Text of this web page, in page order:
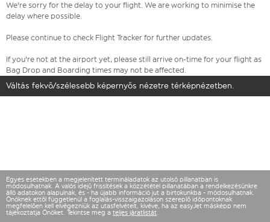
We're sorry for the delay to your flight. We are working to minimise the
delay where possible.
Please continue to check Flight Tracker for further updates.
If you're not at the airport yet, please still arrive on-time for your flight as
Bag Drop and Boarding times may not be affected.
Váltás fekvő/szélesebb képernyős nézetre térképnézetben.
Egyes esetekben a megjelenített termináladatok az utolsó pillanatban is
módosulhatnak. A valós idejű frissítések a közzététel pillanatában a rendelkezésünkre
álló adatokon alapulnak, és - ha újabb információ jut a birtokunkba - módosulhatnak.
Önöknek ettől függetlenül a foglalás-visszaigazoláson szereplő időpontoknak
megfelelően kell elvégezniük az utasfelvételt, kivéve, ha az easyJet másképp nem
tájékoztatja Önöket. Tekintse meg a teljes járatlistát.